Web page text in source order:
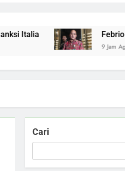
Febrio Adiono
9 Jam Ago
Cari